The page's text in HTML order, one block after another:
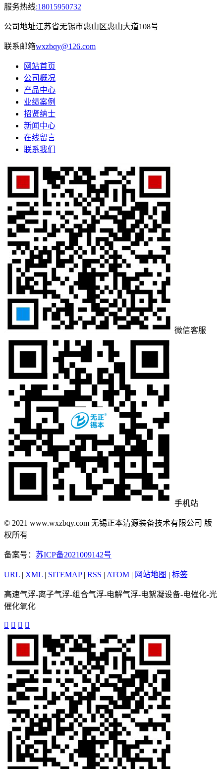
服务热线:18015950732
公司地址江苏省无锡市惠山区惠山大道108号
联系邮箱wxzbqy@126.com
网站首页
公司概况
产品中心
业绩案例
招贤纳士
新闻中心
在线留言
联系我们
微信客服
手机站
© 2021 www.wxzbqy.com 无锡正本清源装备技术有限公司 版
权所有
备案号： 苏ICP备2021009142号
URL | XML | SITEMAP | RSS | ATOM | 网站地图 | 标签
高速气浮-离子气浮-组合气浮-电解气浮-电絮凝设备-电催化-光
催化氧化
   